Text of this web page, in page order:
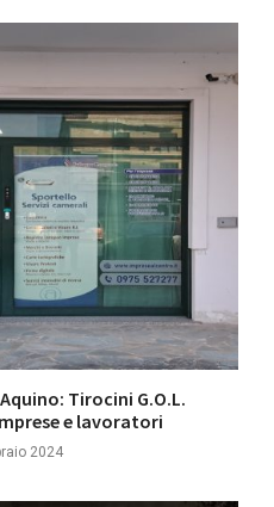
Tirocini G.O.L.
e lavoratori
2024